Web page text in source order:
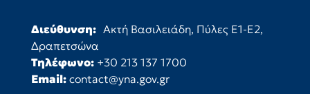
Διεύθυνση: Ακτή Βασιλειάδη, Πύλες Ε1-Ε2,
Δραπετσώνα
Τηλέφωνο: +30 213 137 1700
Email: contact@yna.gov.gr